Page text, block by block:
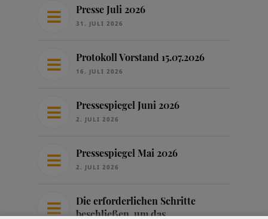
Presse Juli 2026
31. JULI 2026
Protokoll Vorstand 15.07.2026
16. JULI 2026
Pressespiegel Juni 2026
2. JULI 2026
Pressespiegel Mai 2026
2. JULI 2026
Die erforderlichen Schritte
beschließen, um das